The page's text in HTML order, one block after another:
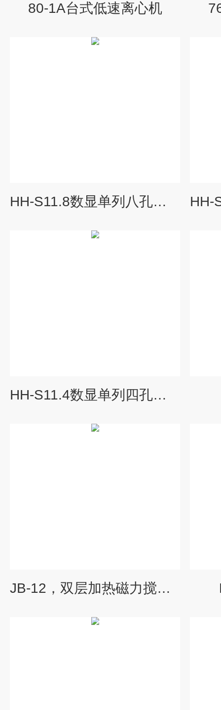
80-1A台式低速离心机
HH-S11.8数显单列八孔恒温水浴锅
HH-S11.4数显单列四孔恒温水浴锅
JB-12，双层加热磁力搅拌器